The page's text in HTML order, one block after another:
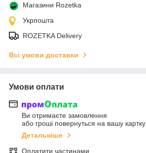
Магазини Rozetka
Укрпошта
ROZETKA Delivery
Всі умови доставки
Умови оплати
Ви отримаєте замовлення
або гроші повернуться на вашу картку
Детальніше
Оплатити частинами